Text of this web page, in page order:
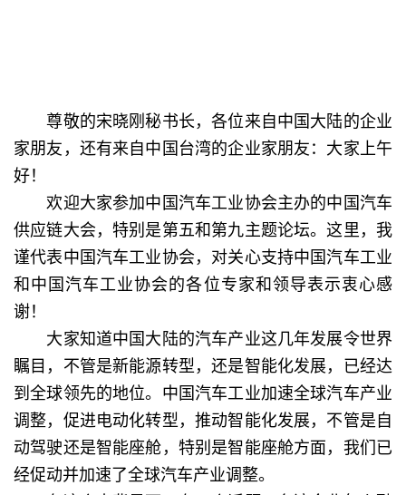
尊敬的宋晓刚秘书长，各位来自中国大陆的企业
家朋友，还有来自中国台湾的企业家朋友：大家上午
好！
欢迎大家参加中国汽车工业协会主办的中国汽车
供应链大会，特别是第五和第九主题论坛。这里，我
谨代表中国汽车工业协会，对关心支持中国汽车工业
和中国汽车工业协会的各位专家和领导表示衷心感
谢！
大家知道中国大陆的汽车产业这几年发展令世界
瞩目，不管是新能源转型，还是智能化发展，已经达
到全球领先的地位。中国汽车工业加速全球汽车产业
调整，促进电动化转型，推动智能化发展，不管是自
动驾驶还是智能座舱，特别是智能座舱方面，我们已
经促动并加速了全球汽车产业调整。